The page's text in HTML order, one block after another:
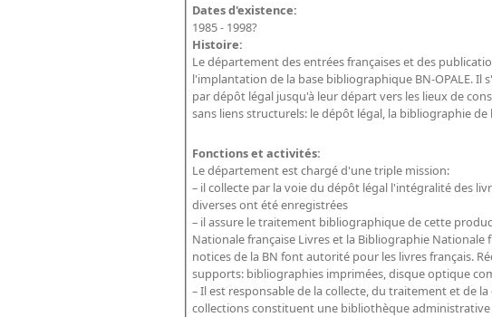
Dates d'existence:
1985 - 1998?
Histoire:
Le département des entrées françaises et des
l'implantation de la base bibliographique BN-OPALE. Il
par dépôt légal jusqu'à leur départ vers les lieux de
sans liens structurels: le dépôt légal, la bibliographie
Fonctions et activités:
Le département est chargé d'une triple mission:
– il collecte par la voie du dépôt légal l'intégralité des
diverses ont été enregistrées
– il assure le traitement bibliographique de cette
Nationale française Livres et la Bibliographie
notices de la BN font autorité pour les livres français.
supports: bibliographies imprimées, disque optique
– Il est responsable de la collecte, du traitement et de
collections constituent une bibliothèque administrative